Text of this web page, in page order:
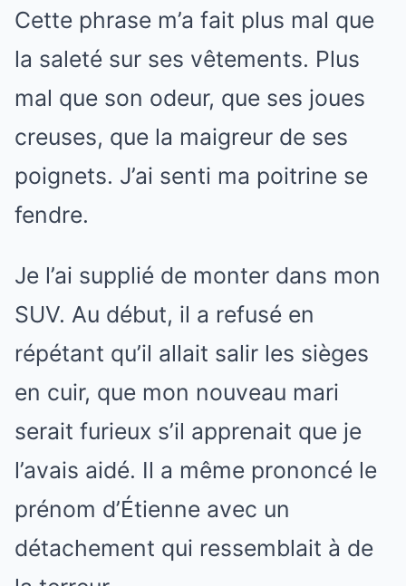
Cette phrase m’a fait plus mal que
la saleté sur ses vêtements. Plus
mal que son odeur, que ses joues
creuses, que la maigreur de ses
poignets. J’ai senti ma poitrine se
fendre.
Je l’ai supplié de monter dans mon
SUV. Au début, il a refusé en
répétant qu’il allait salir les sièges
en cuir, que mon nouveau mari
serait furieux s’il apprenait que je
l’avais aidé. Il a même prononcé le
prénom d’Étienne avec un
détachement qui ressemblait à de